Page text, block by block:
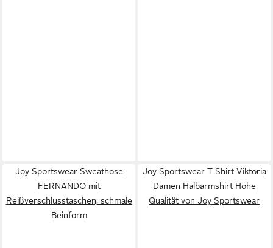
Joy Sportswear Sweathose
FERNANDO mit
Reißverschlusstaschen, schmale
Beinform
Joy Sportswear T-Shirt Viktoria
Damen Halbarmshirt Hohe
Qualität von Joy Sportswear